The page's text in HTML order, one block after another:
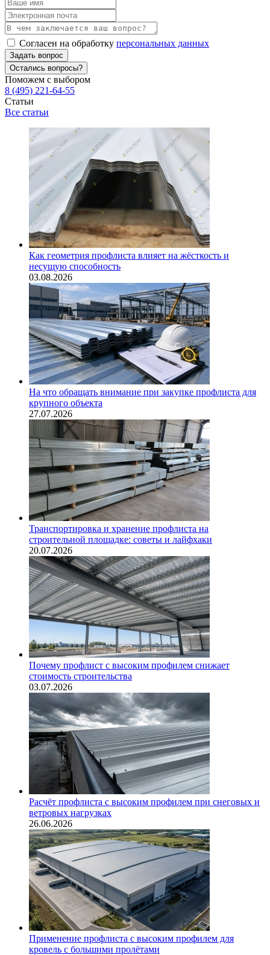
Согласен на обработку персональных данных
Задать вопрос
Остались вопросы?
Поможем с выбором
8 (495) 221-64-55
Статьи
Все статьи
Как геометрия профлиста влияет на жёсткость и
несущую способность
03.08.2026
На что обращать внимание при закупке профлиста для
крупного объекта
27.07.2026
Транспортировка и хранение профлиста на
строительной площадке: советы и лайфхаки
20.07.2026
Почему профлист с высоким профилем снижает
стоимость строительства
03.07.2026
Расчёт профлиста с высоким профилем при снеговых и
ветровых нагрузках
26.06.2026
Применение профлиста с высоким профилем для
кровель с большими пролётами